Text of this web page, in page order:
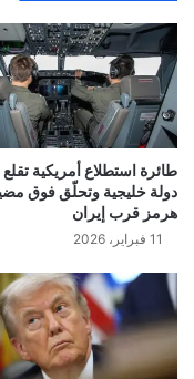
طائرة استطلاع أمريكية
دولة خليجية وتحلّق فوق
هرمز قرب إيران
11 فبراير، 2026